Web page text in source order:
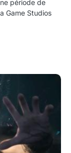
période de
Game Studios